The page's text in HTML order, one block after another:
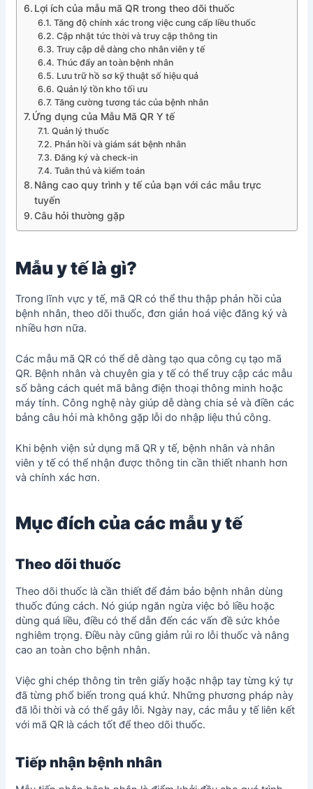
Lợi ích của mẫu mã QR trong theo dõi thuốc
Tăng độ chính xác trong việc cung cấp liều thuốc
Cập nhật tức thời và truy cập thông tin
Truy cập dễ dàng cho nhân viên y tế
Thúc đẩy an toàn bệnh nhân
Lưu trữ hồ sơ kỹ thuật số hiệu quả
Quản lý tồn kho tối ưu
Tăng cường tương tác của bệnh nhân
Ứng dụng của Mẫu Mã QR Y tế
Quản lý thuốc
Phản hồi và giám sát bệnh nhân
Đăng ký và check‑in
Tuân thủ và kiểm toán
Nâng cao quy trình y tế của bạn với các mẫu trực
tuyến
Câu hỏi thường gặp
Mẫu y tế là gì?
Trong lĩnh vực y tế, mã QR có thể thu thập phản hồi của
bệnh nhân, theo dõi thuốc, đơn giản hoá việc đăng ký và
nhiều hơn nữa.
Các mẫu mã QR có thể dễ dàng tạo qua công cụ tạo mã
QR. Bệnh nhân và chuyên gia y tế có thể truy cập các mẫu
số bằng cách quét mã bằng điện thoại thông minh hoặc
máy tính. Công nghệ này giúp dễ dàng chia sẻ và điền các
bảng câu hỏi mà không gặp lỗi do nhập liệu thủ công.
Khi bệnh viện sử dụng mã QR y tế, bệnh nhân và nhân
viên y tế có thể nhận được thông tin cần thiết nhanh hơn
và chính xác hơn.
Mục đích của các mẫu y tế
Theo dõi thuốc
Theo dõi thuốc là cần thiết để đảm bảo bệnh nhân dùng
thuốc đúng cách. Nó giúp ngăn ngừa việc bỏ liều hoặc
dùng quá liều, điều có thể dẫn đến các vấn đề sức khỏe
nghiêm trọng. Điều này cũng giảm rủi ro lỗi thuốc và nâng
cao an toàn cho bệnh nhân.
Việc ghi chép thông tin trên giấy hoặc nhập tay từng ký tự
đã từng phổ biến trong quá khứ. Những phương pháp này
đã lỗi thời và có thể gây lỗi. Ngày nay, các mẫu y tế liên kết
với mã QR là cách tốt để theo dõi thuốc.
Tiếp nhận bệnh nhân